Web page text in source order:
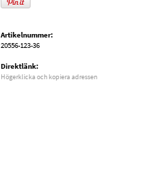
Artikelnummer:
20556-123-36
Direktlänk:
Högerklicka och kopiera adressen